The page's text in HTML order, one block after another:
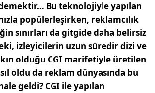
Bu teknolojiyle yapılan
popülerleşirken, reklamcılık
sınırları da gitgide daha belirsiz
izleyicilerin uzun süredir dizi ve
olduğu CGI marifetiyle üretilen
oldu da reklam dünyasında bu
geldi? CGI ile yapılan